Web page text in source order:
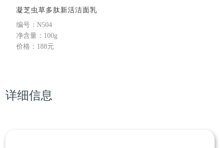
凝芝虫草多肽新活洁面乳
编号：N504
​净含量：100g
价格：188元
详细信息